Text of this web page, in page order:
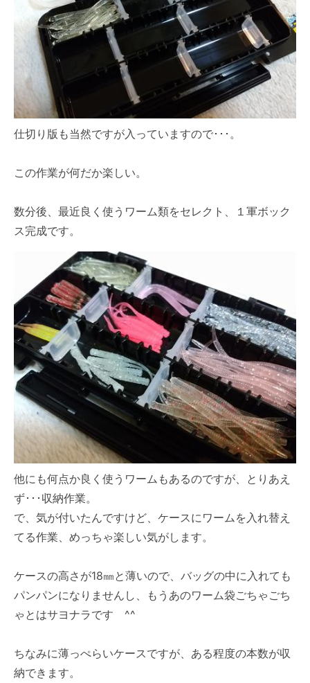
仕切り版も当然ですが入っていますので･･･。
この作業が何だか楽しい。
数分後、最近良く使うワーム類をセレクト、１軍ボック
ス完成です。
他にも何点か良く使うワームもあるのですが、とりあえ
ず･･･収納作業。
で、気が付いたんですけど、ケースにワームを入れ替え
てる作業、めっちゃ楽しい気がします。
ケースの高さが18㎜と薄いので、バッグの中に入れても
パンパンになりませんし、もうあのワーム袋ごちゃごち
ゃとはサヨナラです ^^
ちなみに薄っぺらいケースですが、ある程度の本数が収
納できます。